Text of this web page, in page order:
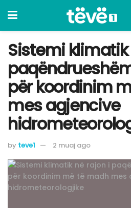
Sistemi
për koordinim
mes agjencive
by teve1 2 muaj ago